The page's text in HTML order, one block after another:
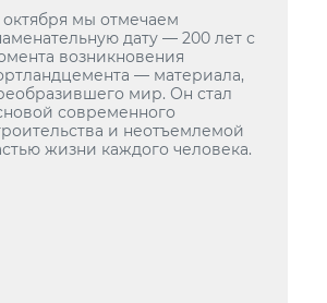
октября мы отмечаем
дату — 200 лет с
возникновения
— материала,
мир. Он стал
современного
и неотъемлемой
жизни каждого человека.